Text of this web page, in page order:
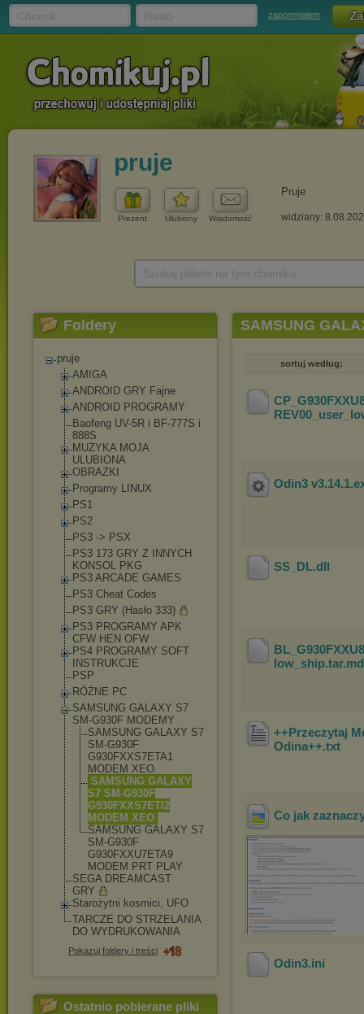
zapomniałem
pruje
Prezent Ulubiony Wiadomość
Pruje
widziany:
Foldery
pruje
AMIGA
ANDROID GRY Fajne
ANDROID PROGRAMY
Baofeng UV-5R i BF-777S i
888S
MUZYKA MOJA
ULUBIONA
OBRAZKI
Programy LINUX
PS1
PS2
PS3 -> PSX
PS3 173 GRY Z INNYCH
KONSOL PKG
PS3 ARCADE GAMES
PS3 Cheat Codes
PS3 GRY (Hasło 333)
PS3 PROGRAMY APK
CFW HEN OFW
PS4 PROGRAMY SOFT
INSTRUKCJE
PSP
RÓŻNE PC
SAMSUNG GALAXY S7
SM-G930F MODEMY
SAMSUNG GALAXY S7
SM-G930F
G930FXXS7ETA1
MODEM XEO
SAMSUNG GALAXY
S7 SM-G930F
G930FXXS7ETI2
MODEM XEO
SAMSUNG GALAXY S7
SM-G930F
G930FXXU7ETA9
MODEM PRT PLAY
SEGA DREAMCAST
GRY
Starożytni kosmici, UFO
TARCZE DO STRZELANIA
DO WYDRUKOWANIA
Pokazuj foldery i treści
Ostatnio pobierane pliki
SAMSUNG
sortuj według:
Odin3 v3.14.1
SS_DL.dll
low_ship.tar
++Przeczytaj
Odina++.txt
Co jak
Odin3.ini